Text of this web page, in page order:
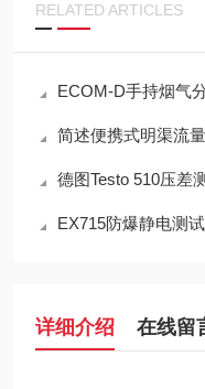
RELATED ARTICLES
ECOM-D手持烟气
简述便携式明渠流
德图Testo 510压差
EX715防爆静电测
详细介绍 在线留